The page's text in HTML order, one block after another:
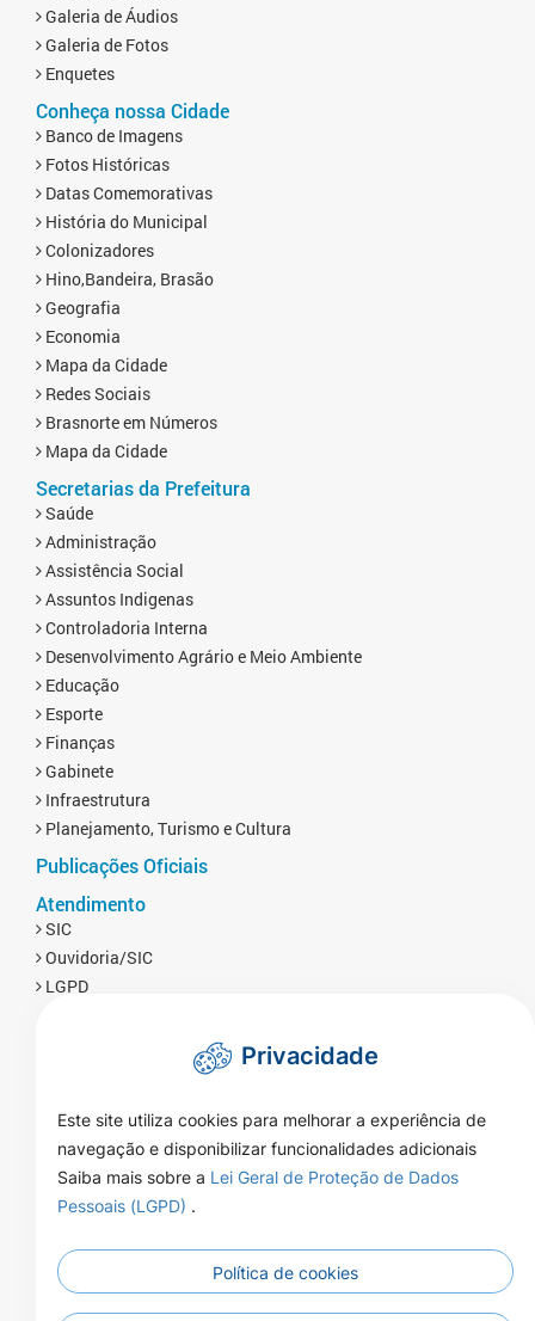
Galeria de Áudios
Galeria de Fotos
Enquetes
Conheça nossa Cidade
Banco de Imagens
Fotos Históricas
Datas Comemorativas
História do Municipal
Colonizadores
Hino,Bandeira, Brasão
Geografia
Economia
Mapa da Cidade
Redes Sociais
Brasnorte em Números
Mapa da Cidade
Secretarias da Prefeitura
Saúde
Administração
Assistência Social
Assuntos Indigenas
Controladoria Interna
Desenvolvimento Agrário e Meio Ambiente
Educação
Esporte
Finanças
Gabinete
Infraestrutura
Planejamento, Turismo e Cultura
Publicações Oficiais
Atendimento
SIC
Ouvidoria/SIC
LGPD
Endereço:
Rua Naor Ferrari 1080 - Centro - CEP
78350-000 - Brasnorte - MT
Privacidade
Este site utiliza cookies para melhorar a experiência de
navegação e disponibilizar funcionalidades adicionais
Saiba mais sobre a Lei Geral de Proteção de Dados
Pessoais (LGPD) .
Política de cookies